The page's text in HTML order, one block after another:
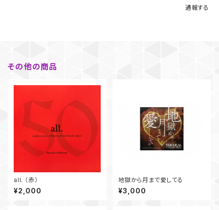
通報する
その他の商品
all. （赤）
¥2,000
地獄から月まで愛してる
¥3,000